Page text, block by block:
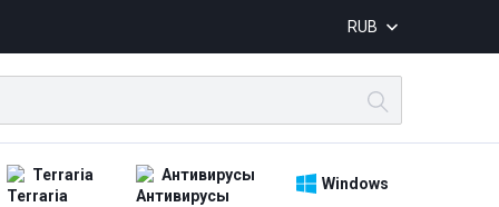
RUB
Terraria Антивирусы Windows